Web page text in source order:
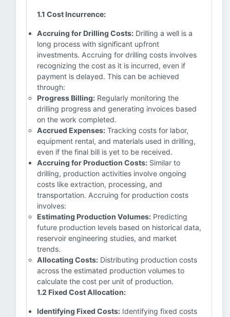
1.1 Cost Incurrence:
Accruing for Drilling Costs: Drilling a well is a
long process with significant upfront
investments. Accruing for drilling costs involves
recognizing the cost as it is incurred, even if
payment is delayed. This can be achieved
through:
Progress Billing: Regularly monitoring the
drilling progress and generating invoices based
on the work completed.
Accrued Expenses: Tracking costs for labor,
equipment rental, and materials used in drilling,
even if the final bill is yet to be received.
Accruing for Production Costs: Similar to
drilling, production activities involve ongoing
costs like extraction, processing, and
transportation. Accruing for production costs
involves:
Estimating Production Volumes: Predicting
future production levels based on historical data,
reservoir engineering studies, and market
trends.
Allocating Costs: Distributing production costs
across the estimated production volumes to
calculate the cost per unit of production.
1.2 Fixed Cost Allocation:
Identifying Fixed Costs: Identifying fixed costs